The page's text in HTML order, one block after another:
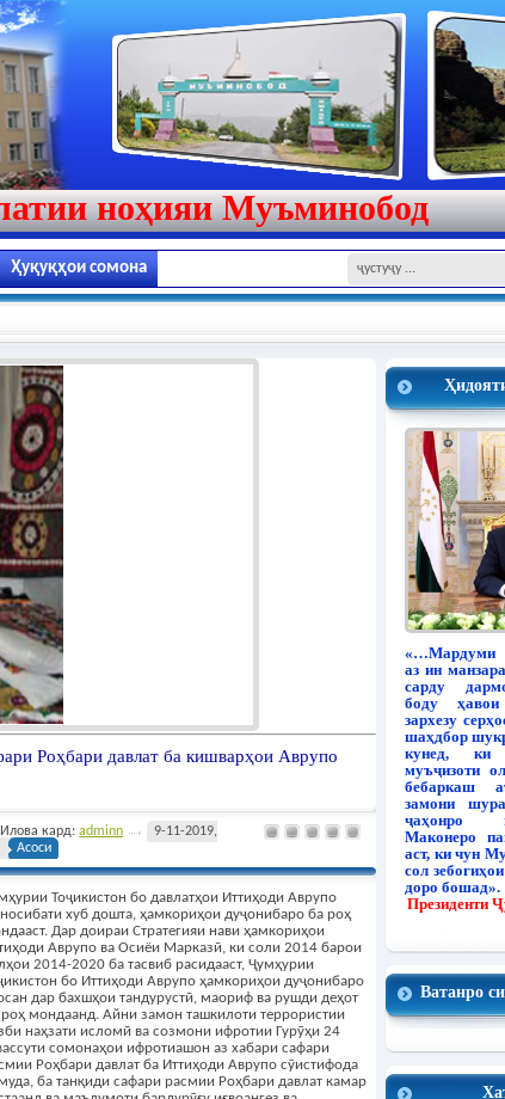
ноҳияи Муъминобод
Ҳуқуқҳои сомона
«…Мардуми
аз ин
сарду
боду
зархезу
шаҳдбор
кунед, ки
муъҷизоти
бебаркаш
замони
ҷаҳонро
Маконеро
аст, ки чун
сол
доро бошад».
Президенти
Ватанро
Роҳбари давлат ба кишварҳои Аврупо
Илова кард:adminn
9-11-2019,
Асоси
Тоҷикистон бо давлатҳои Иттиҳоди Аврупо
хуб дошта, ҳамкориҳои дуҷонибаро ба роҳ
Дар доираи Стратегияи нави ҳамкориҳои
Аврупо ва Осиёи Марказӣ, ки соли 2014 барои
2014-2020 ба тасвиб расидааст, Ҷумҳурии
бо Иттиҳоди Аврупо ҳамкориҳои дуҷонибаро
дар бахшҳои тандурустӣ, маориф ва рушди деҳот
мондаанд. Айни замон ташкилоти террористии
наҳзати исломӣ ва созмони ифротии Гурӯҳи 24
сомонаҳои ифротиашон аз хабари сафари
Роҳбари давлат ба Иттиҳоди Аврупо сӯистифода
ба танқиди сафари расмии Роҳбари давлат камар